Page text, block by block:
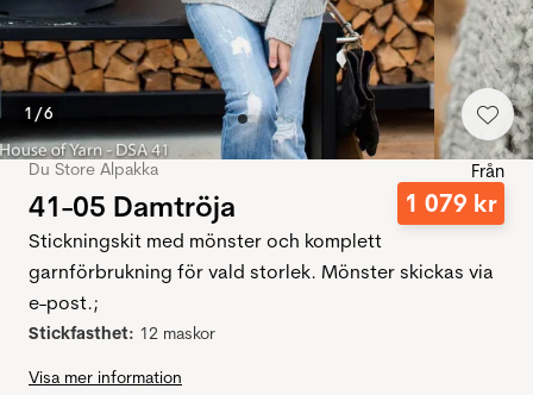
1 /6
Du Store Alpakka
41-05 Damtröja
Från
1 079 kr
Stickningskit med mönster och komplett
garnförbrukning för vald storlek. Mönster skickas via
e-post.;
Stickfasthet: 12 maskor
Visa mer information